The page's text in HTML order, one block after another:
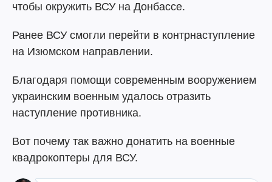
чтобы окружить ВСУ на Донбассе.
Ранее ВСУ смогли перейти в контрнаступление
на Изюмском направлении.
Благодаря помощи современным вооружением
украинским военным удалось отразить
наступление противника.
Вот почему так важно донатить на военные
квадрокоптеры для ВСУ.